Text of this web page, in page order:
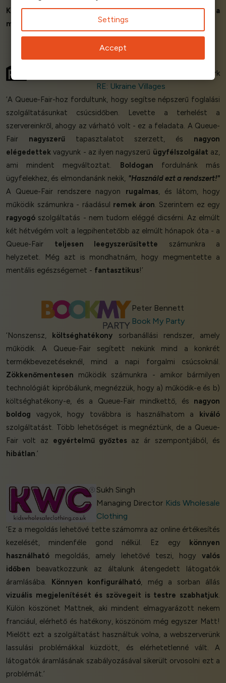
Kiemelten ajánlott. A Queue-Fairnagyszerűen végezte a
munkáját
Yura Bogdanov
Co-Founder, Entire Framework
RE: Ukraine Villages
‘A Queue-Fair-hoz fordultunk, hogy segítse népszerű foglalási
szolgáltatásunkat csúcsidőben. Levette a terhelést a
szervereinkről, ahogy az várható volt - ez a feladata. A Queue-
Fair nagyszerűtapasztalatot szerzett, és nagyon
elégedettek vagyunk - az ilyen nagyszerű ügyfélszolgálat az,
ami mindent megváltoztat. Boldogan fordulnánk más
ügyfelekhez, és elmondanánk nekik, "Használd ezt a rendszert!"
A Queue-Fair rendszere nagyon rugalmas, és látom, hogy
működik számunkra - ráadásul remek áron. Szerintem ez egy
ragyogó szolgáltatás - nem tudom eléggé dicsérni. Az elmúlt
két hétvégém volt a legpihentetőbb az elmúlt hónapok óta - a
Queue-Fair teljesen leegyszerűsítette számunkra a
helyzetet. Még azt is mondhatnám, hogy megmentette a
mentális egészségemet - fantasztikus!’
Peter Bennett
Book My Party
‘Nonszensz, költséghatékony sorbanállási rendszer, amely
működik. A Queue-Fair segített nekünk mind a konkrét
termékbevezetéseknél, mind a napi forgalmi csúcsoknál.
Zökkenőmentesen működik számunkra - amikor bármilyen
technológiát kipróbálunk, megnézzük, hogy a) működik-e és b)
költséghatékony-e, és a Queue-Fair mindkettő, és nagyon
boldog vagyok, hogy továbbra is használhatom a kiváló
szolgáltatást. Több lehetőséget is megnéztünk, de a Queue-
Fair volt az egyértelmű győztesaz ár szempontjából, és
hibátlan.’
Sukh Singh
Managing Director Kids Wholesale
Clothing
‘Ez a megoldás lehetővé tette számomra az online értékesítés
kezelését, mindenféle gond nélkül. Ez egy könnyen
használható megoldás, amely lehetővé teszi, hogy valós
időben beavatkozzunk az általunk átengedett látogatók
áramlásába. Könnyen konfigurálható, még a sorban állás
vizuális megjelenítését és szövegeit is testre szabhatjuk.
Külön köszönet Mattnek, aki mindent elmagyarázott nekem
franciául, elérhető és hatékony, köszönöm még egyszer Matt!
Mielőtt ezt a szolgáltatást használtuk volna, a webszerverünk
lassulási problémákkal küzdött, és elérhetetlenné vált. A
látogatók áramlásának szabályozásával sikerült orvosolni ezt a
problémát.’
Settings
Accept